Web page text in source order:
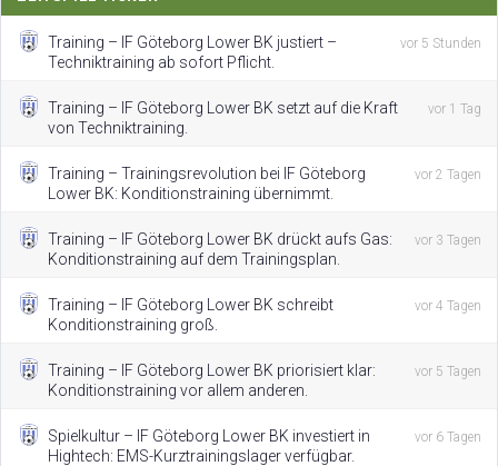
Training – IF Göteborg Lower BK justiert –
Techniktraining ab sofort Pflicht.
vor 5 Stunden
Training – IF Göteborg Lower BK setzt auf die Kraft
von Techniktraining.
vor 1 Tag
Training – Trainingsrevolution bei IF Göteborg
Lower BK: Konditionstraining übernimmt.
vor 2 Tagen
Training – IF Göteborg Lower BK drückt aufs Gas:
Konditionstraining auf dem Trainingsplan.
vor 3 Tagen
Training – IF Göteborg Lower BK schreibt
Konditionstraining groß.
vor 4 Tagen
Training – IF Göteborg Lower BK priorisiert klar:
Konditionstraining vor allem anderen.
vor 5 Tagen
Spielkultur – IF Göteborg Lower BK investiert in
Hightech: EMS-Kurztrainingslager verfügbar.
vor 6 Tagen